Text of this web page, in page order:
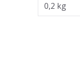
0,2 kg